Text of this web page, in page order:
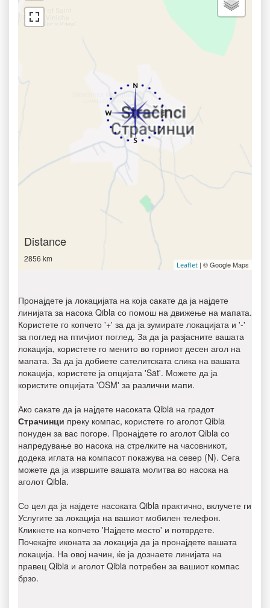
Distance
2856 km
Leaflet | © Google Maps
Пронајдете ја локацијата на која сакате да ја најдете
линијата за насока Qibla со помош на движење на мапата.
Користете го копчето '+' за да ја зумирате локацијата и '-'
за поглед на птичјиот поглед. За да ја разјасните вашата
локација, користете го менито во горниот десен агол на
мапата. За да ја добиете сателитската слика на вашата
локација, користете ја опцијата 'Sat'. Можете да ја
користите опцијата 'OSM' за различни мапи.
Ако сакате да ја најдете насоката Qibla на градот
Страчинци преку компас, користете го аголот Qibla
понуден за вас погоре. Пронајдете го аголот Qibla со
напредување во насока на стрелките на часовникот,
додека иглата на компасот покажува на север (N). Сега
можете да ја извршите вашата молитва во насока на
аголот Qibla.
Со цел да ја најдете насоката Qibla практично, вклучете ги
Услугите за локација на вашиот мобилен телефон.
Кликнете на копчето 'Најдете место' и потврдете.
Почекајте иконата за локација да ја пронајдете вашата
локација. На овој начин, ќе ја дознаете линијата на
правец Qibla и аголот Qibla потребен за вашиот компас
брзо.